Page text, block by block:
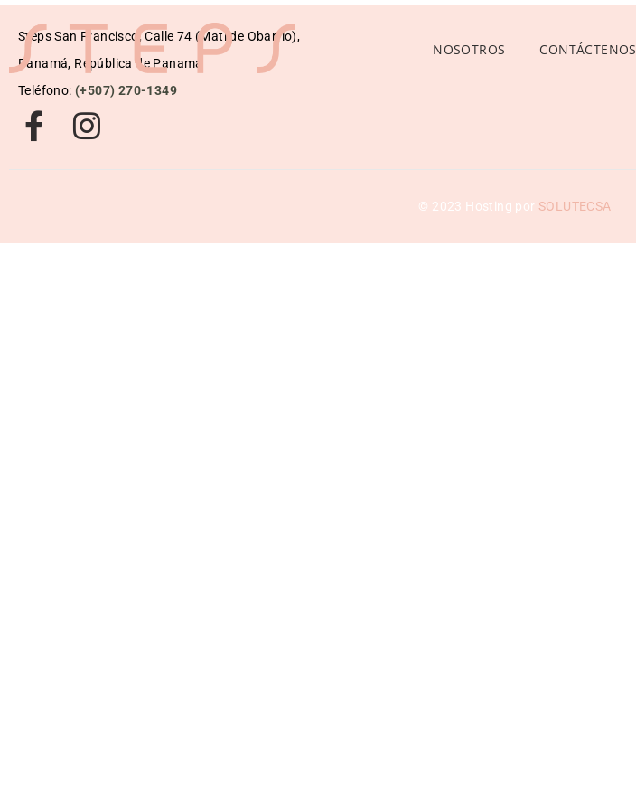
NOSOTROS CONTÁCTENOS
Steps San Francisco, Calle 74 (Matilde Obarrio),
Panamá, República de Panamá
Teléfono: (+507) 270-1349
© 2023 Hosting por SOLUTECSA